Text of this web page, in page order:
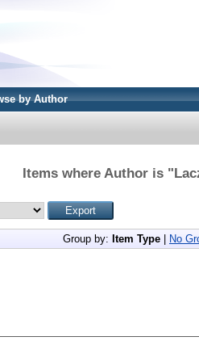
by Author
Items where Author is "
Group by: Item Type No